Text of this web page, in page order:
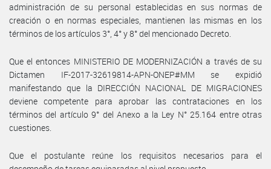
administración de su personal establecidas en sus normas de
creación o en normas especiales, mantienen las mismas en los
términos de los artículos 3°, 4° y 8° del mencionado Decreto.
Que el entonces MINISTERIO DE MODERNIZACIÓN a través de su
Dictamen IF-2017-32619814-APN-ONEP#MM se expidió
manifestando que la DIRECCIÓN NACIONAL DE MIGRACIONES
deviene competente para aprobar las contrataciones en los
términos del artículo 9° del Anexo a la Ley N° 25.164 entre otras
cuestiones.
Que el postulante reúne los requisitos necesarios para el